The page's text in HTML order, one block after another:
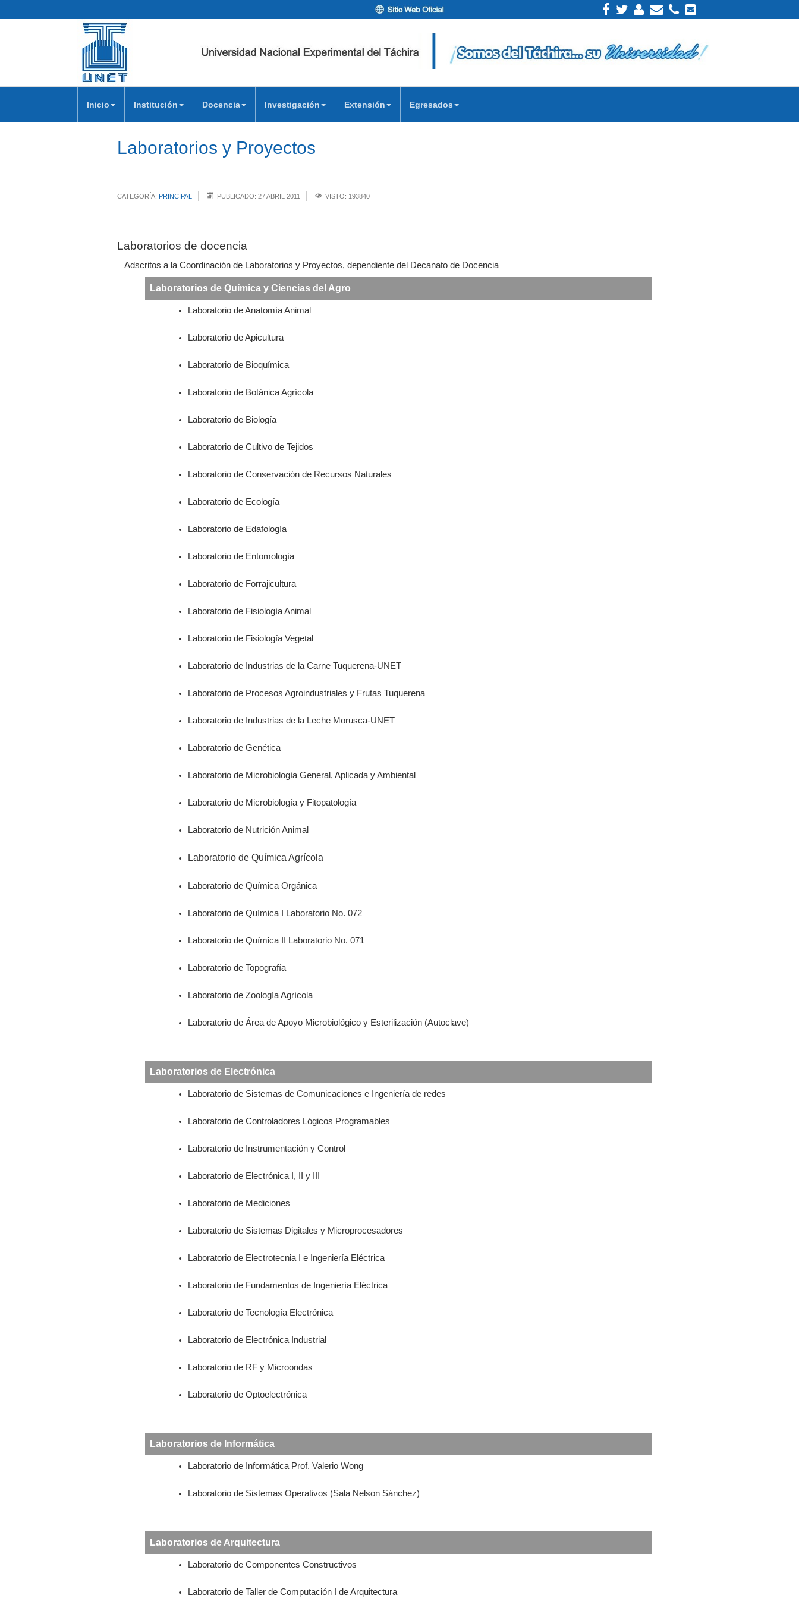
Inicio Institución Docencia Investigación Extensión Egresados
Laboratorios y Proyectos
CATEGORÍA: PRINCIPAL PUBLICADO: 27 ABRIL 2011 VISTO: 193840
Laboratorios de docencia
Adscritos a la Coordinación de Laboratorios y Proyectos, dependiente del Decanato de Docencia
Laboratorios de Química y Ciencias del Agro
Laboratorio de Anatomía Animal
Laboratorio de Apicultura
Laboratorio de Bioquímica
Laboratorio de Botánica Agrícola
Laboratorio de Biología
Laboratorio de Cultivo de Tejidos
Laboratorio de Conservación de Recursos Naturales
Laboratorio de Ecología
Laboratorio de Edafología
Laboratorio de Entomología
Laboratorio de Forrajicultura
Laboratorio de Fisiología Animal
Laboratorio de Fisiología Vegetal
Laboratorio de Industrias de la Carne Tuquerena-UNET
Laboratorio de Procesos Agroindustriales y Frutas Tuquerena
Laboratorio de Industrias de la Leche Morusca-UNET
Laboratorio de Genética
Laboratorio de Microbiología General, Aplicada y Ambiental
Laboratorio de Microbiología y Fitopatología
Laboratorio de Nutrición Animal
Laboratorio de Química Agrícola
Laboratorio de Química Orgánica
Laboratorio de Química I Laboratorio No. 072
Laboratorio de Química II Laboratorio No. 071
Laboratorio de Topografía
Laboratorio de Zoología Agrícola
Laboratorio de Área de Apoyo Microbiológico y Esterilización (Autoclave)
Laboratorios de Electrónica
Laboratorio de Sistemas de Comunicaciones e Ingeniería de redes
Laboratorio de Controladores Lógicos Programables
Laboratorio de Instrumentación y Control
Laboratorio de Electrónica I, II y III
Laboratorio de Mediciones
Laboratorio de Sistemas Digitales y Microprocesadores
Laboratorio de Electrotecnia I e Ingeniería Eléctrica
Laboratorio de Fundamentos de Ingeniería Eléctrica
Laboratorio de Tecnología Electrónica
Laboratorio de Electrónica Industrial
Laboratorio de RF y Microondas
Laboratorio de Optoelectrónica
Laboratorios de Informática
Laboratorio de Informática Prof. Valerio Wong
Laboratorio de Sistemas Operativos (Sala Nelson Sánchez)
Laboratorios de Arquitectura
Laboratorio de Componentes Constructivos
Laboratorio de Taller de Computación I de Arquitectura